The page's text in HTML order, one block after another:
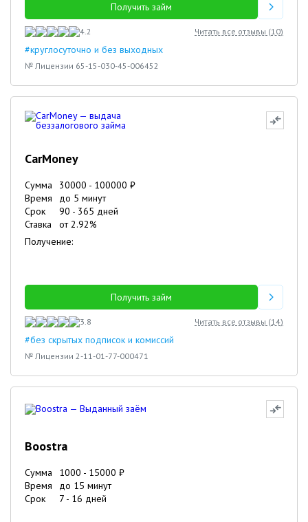
Получить займ
4.2 Читать все отзывы (10)
#круглосуточно и без выходных
№ Лицензии 65-15-030-45-006452
CarMoney
Сумма 30000 - 100000 ₽
Время
до 5 минут
Срок
90 - 365 дней
Ставка
от2.92%
Получение:
Получить займ
3.8 Читать все отзывы (14)
#без скрытых подписок и комиссий
№ Лицензии 2-11-01-77-000471
Boostra
Сумма 1000 - 15000 ₽
Время
до 15 минут
Срок
7 - 16 дней